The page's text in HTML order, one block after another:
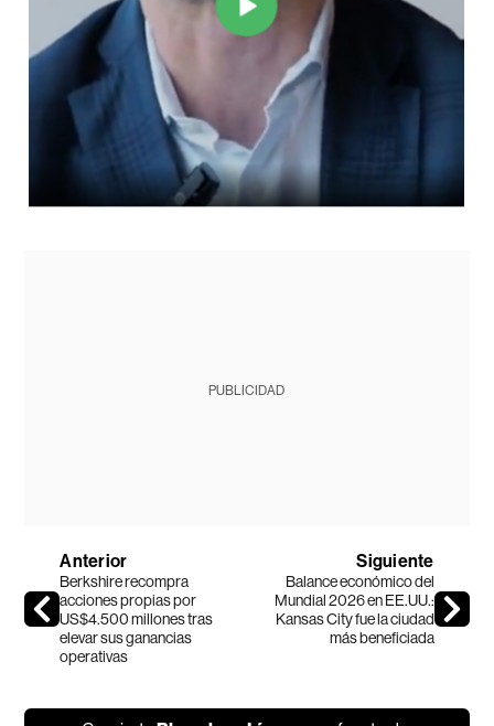
PUBLICIDAD
Anterior
Berkshire recompra
acciones propias por
US$4.500 millones tras
elevar sus ganancias
operativas
Siguiente
Balance económico del
Mundial 2026 en EE.UU.:
Kansas City fue la ciudad
más beneficiada